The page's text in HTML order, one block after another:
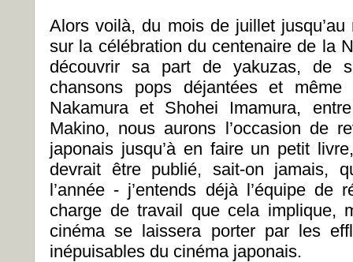
Alors voilà, du mois de juillet jusqu’au
sur la célébration du centenaire de la
découvrir sa part de yakuzas, de
chansons pops déjantées et
Nakamura et Shohei Imamura,
Makino, nous aurons l’occasion de
japonais jusqu’à en faire un petit
devrait être publié, sait-on jamais,
l’année - j’entends déjà l’équipe de
charge de travail que cela implique,
cinéma se laissera porter par les
inépuisables du cinéma japonais.